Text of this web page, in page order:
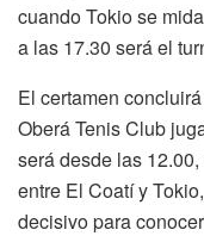
cuando Tokio se
a las 17.30 será el
El certamen
Oberá Tenis Club
será desde las
entre El Coatí y
decisivo para